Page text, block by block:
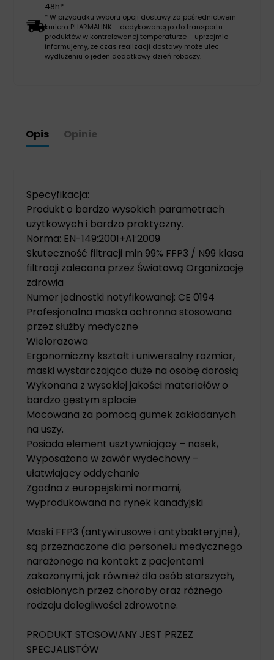
48h*
* W przypadku wyboru opcji dostawy za pośrednictwem
kuriera PHARMALINK – dedykowanego do transportu
produktów w kontrolowanej temperaturze – uprzejmie
informujemy, że czas realizacji dostawy może ulec
wydłużeniu o jeden dodatkowy dzień roboczy.
Opis Opinie
Specyfikacja:
Produkt o bardzo wysokich parametrach
użytkowych i bardzo praktyczny.
Norma: EN-149:2001+A1:2009
Skuteczność filtracji min 99% FFP3 / N99 klasa
filtracji zalecana przez Światową Organizację
zdrowia
Numer jednostki notyfikowanej: CE 0194
Profesjonalna maska ochronna stosowana
przez służby medyczne
Wielorazowa
Ergonomiczny kształt i uniwersalny rozmiar,
maski wystarczająco duże na osobę dorosłą
Wykonana z wysokiej jakości materiałów o
bardzo gęstym splocie
Mocowana za pomocą gumek zakładanych
na uszy.
Posiada element usztywniający – nosek,
Wyposażona w zawór wydechowy –
ułatwiający oddychanie
Zgodna z europejskimi normami,
wyprodukowana na rynek kanadyjski
Maski FFP3 (antywirusowe i antybakteryjne),
są przeznaczone dla personelu medycznego
narażonego na kontakt z pacjentami
zakażonymi, jak również dla osób starszych,
osłabionych przez choroby oraz różnego
rodzaju dolegliwości zdrowotne.
PRODUKT STOSOWANY JEST PRZEZ
SPECJALISTÓW